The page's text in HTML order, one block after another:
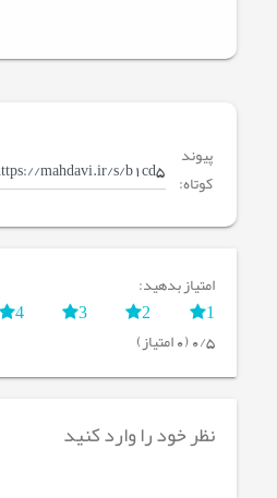
پیوند
کوتاه:
امتیاز بدهید:
1
2
3
4
0/5 (0 امتیاز)
نظر خود را وارد کنید